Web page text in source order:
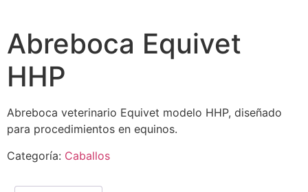
Abreboca Equivet
HHP
Abreboca veterinario Equivet modelo HHP, diseñado
para procedimientos en equinos.
Categoría: Caballos